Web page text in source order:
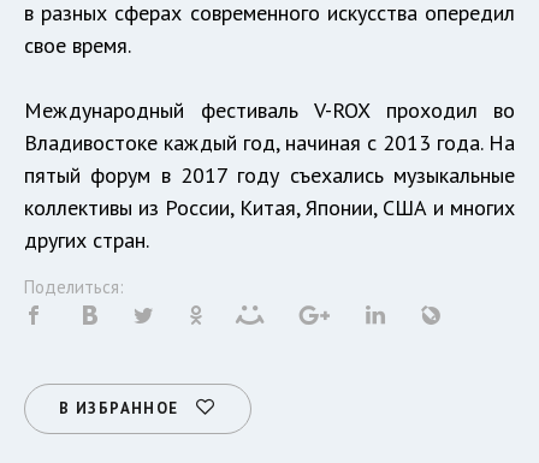
в разных сферах современного искусства опередил
свое время.
Международный фестиваль V-ROX проходил во
Владивостоке каждый год, начиная с 2013 года. На
пятый форум в 2017 году съехались музыкальные
коллективы из России, Китая, Японии, США и многих
других стран.
Поделиться:
В ИЗБРАННОЕ